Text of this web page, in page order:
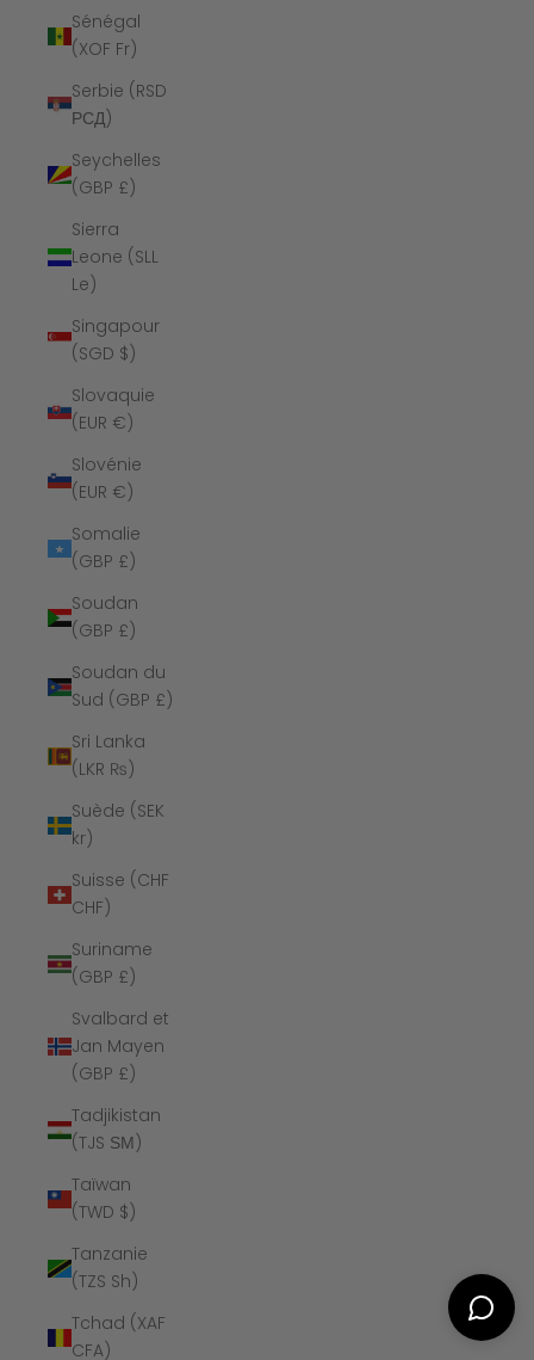
Sénégal
(XOF Fr)
Serbie (RSD
РСД)
Seychelles
(GBP £)
Sierra
Leone (SLL
Le)
Singapour
(SGD $)
Slovaquie
(EUR €)
Slovénie
(EUR €)
Somalie
(GBP £)
Soudan
(GBP £)
Soudan du
Sud (GBP £)
Sri Lanka
(LKR ₨)
Suède (SEK
kr)
Suisse (CHF
CHF)
Suriname
(GBP £)
Svalbard et
Jan Mayen
(GBP £)
Tadjikistan
(TJS ЅМ)
Taïwan
(TWD $)
Tanzanie
(TZS Sh)
Tchad (XAF
CFA)